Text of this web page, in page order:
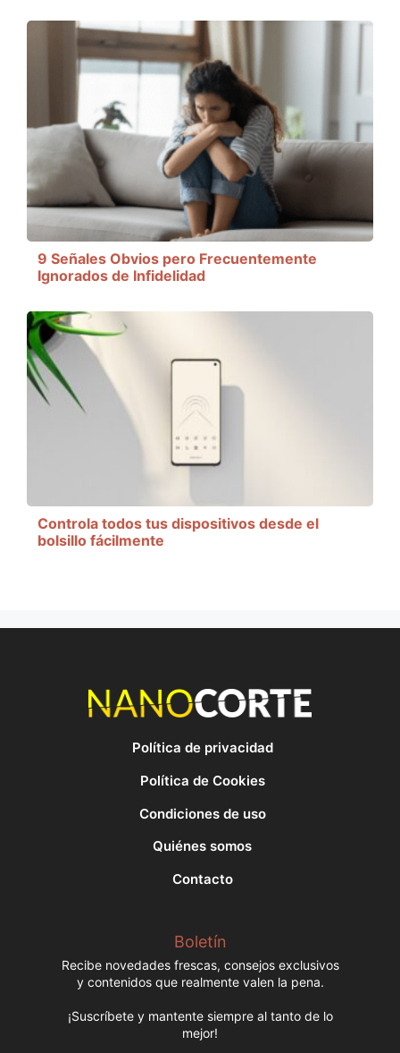
9 Señales Obvios pero Frecuentemente
Ignorados de Infidelidad
Controla todos tus dispositivos desde el
bolsillo fácilmente
Política de privacidad
Política de Cookies
Condiciones de uso
Quiénes somos
Contacto
Boletín
Recibe novedades frescas, consejos exclusivos
y contenidos que realmente valen la pena.
¡Suscríbete y mantente siempre al tanto de lo
mejor!